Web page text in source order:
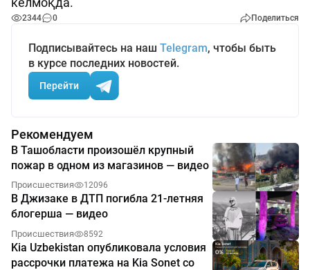
2344 0 Поделиться
Подписывайтесь на наш Telegram, чтобы быть
в курсе последних новостей.
Перейти
Рекомендуем
В Ташобласти произошёл крупный
пожар в одном из магазинов — видео
Происшествия 12096
В Джизаке в ДТП погибла 21-летняя
блогерша — видео
Происшествия 8592
Kia Uzbekistan опубликовала условия
рассрочки платежа на Kia Sonet со